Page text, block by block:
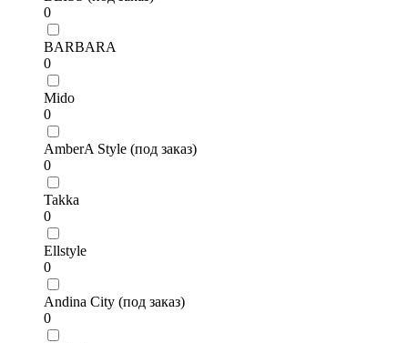
0
BARBARA
0
Mido
0
AmberA Style (под заказ)
0
Takka
0
Ellstyle
0
Andina City (под заказ)
0